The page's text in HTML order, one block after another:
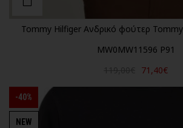
Tommy Hilfiger Ανδρικό φούτερ
MW0MW11596 P91
71,40€
-40%
NEW